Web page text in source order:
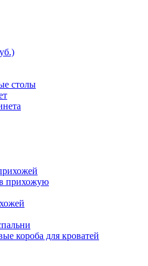
столы
прихожую
короба для кроватей